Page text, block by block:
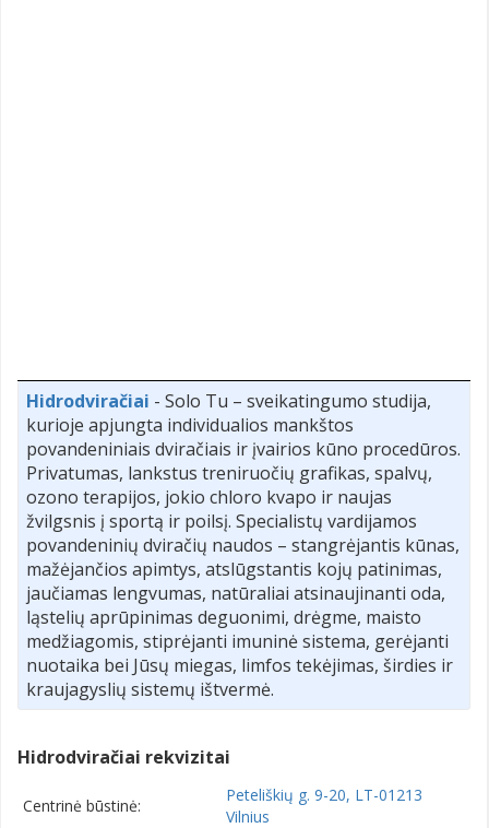
Hidrodviračiai - Solo Tu – sveikatingumo studija,
kurioje apjungta individualios mankštos
povandeniniais dviračiais ir įvairios kūno procedūros.
Privatumas, lankstus treniruočių grafikas, spalvų,
ozono terapijos, jokio chloro kvapo ir naujas
žvilgsnis į sportą ir poilsį. Specialistų vardijamos
povandeninių dviračių naudos – stangrėjantis kūnas,
mažėjančios apimtys, atslūgstantis kojų patinimas,
jaučiamas lengvumas, natūraliai atsinaujinanti oda,
ląstelių aprūpinimas deguonimi, drėgme, maisto
medžiagomis, stiprėjanti imuninė sistema, gerėjanti
nuotaika bei Jūsų miegas, limfos tekėjimas, širdies ir
kraujagyslių sistemų ištvermė.
Hidrodviračiai rekvizitai
Centrinė būstinė:
Peteliškių g. 9-20, LT-01213
Vilnius